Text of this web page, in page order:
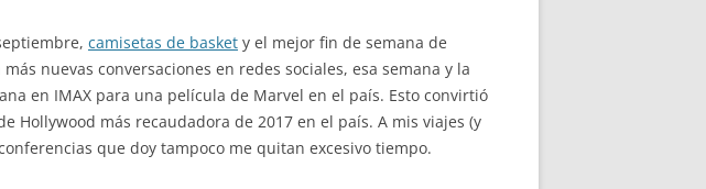
camisetas de basket y el mejor fin de semana de
nuevas conversaciones en redes sociales, esa semana y la
en IMAX para una película de Marvel en el país. Esto convirtió
Hollywood más recaudadora de 2017 en el país. A mis viajes (y
que doy tampoco me quitan excesivo tiempo.